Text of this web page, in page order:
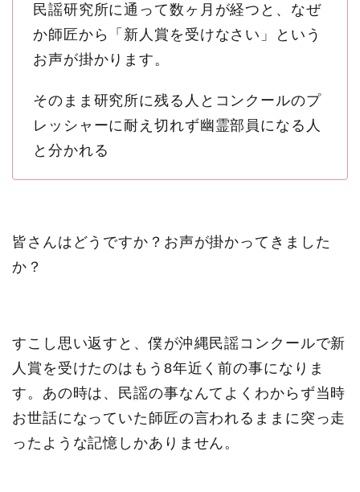
民謡研究所に通って数ヶ月が経つと、なぜ
か師匠から「新人賞を受けなさい」という
お声が掛かります。
そのまま研究所に残る人とコンクールのプ
レッシャーに耐え切れず幽霊部員になる人
と分かれる
皆さんはどうですか？お声が掛かってきました
か？
すこし思い返すと、僕が沖縄民謡コンクールで新
人賞を受けたのはもう8年近く前の事になりま
す。あの時は、民謡の事なんてよくわからず当時
お世話になっていた師匠の言われるままに突っ走
ったような記憶しかありません。